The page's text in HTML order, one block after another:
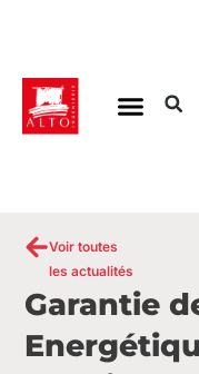
Voir toutes
les actualités
Garantie